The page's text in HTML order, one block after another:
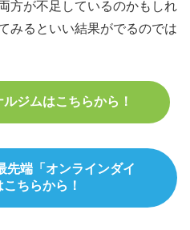
方が不足しているのかもしれ
みるといい結果がでるのでは
ジムはこちらから！
先端「オンラインダイ
ちらから！